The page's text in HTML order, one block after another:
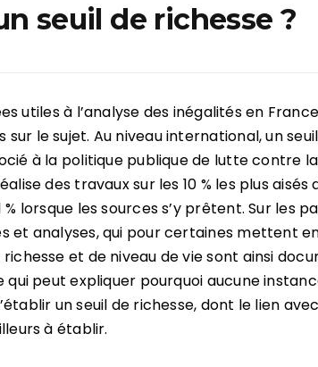
seuil de richesse ?
utiles à l’analyse des inégalités en
le sujet. Au niveau international, un
à la politique publique de lutte contre
des travaux sur les 10 % les plus
% lorsque les sources s’y prêtent. Sur les
et analyses, qui pour certaines mettent
et de niveau de vie sont ainsi
qui peut expliquer pourquoi aucune
un seuil de richesse, dont le lien
à établir.